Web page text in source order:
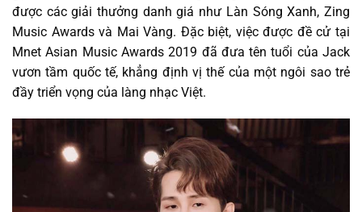
được các giải thưởng danh giá như Làn Sóng Xanh, Zing
Music Awards và Mai Vàng. Đặc biệt, việc được đề cử tại
Mnet Asian Music Awards 2019 đã đưa tên tuổi của Jack
vươn tầm quốc tế, khẳng định vị thế của một ngôi sao trẻ
đầy triển vọng của làng nhạc Việt.